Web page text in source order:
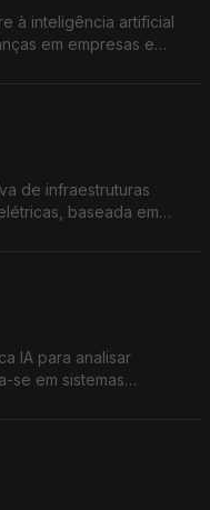
à inteligência artificial
em empresas e
de infraestruturas
baseada em
IA para analisar
se em sistemas